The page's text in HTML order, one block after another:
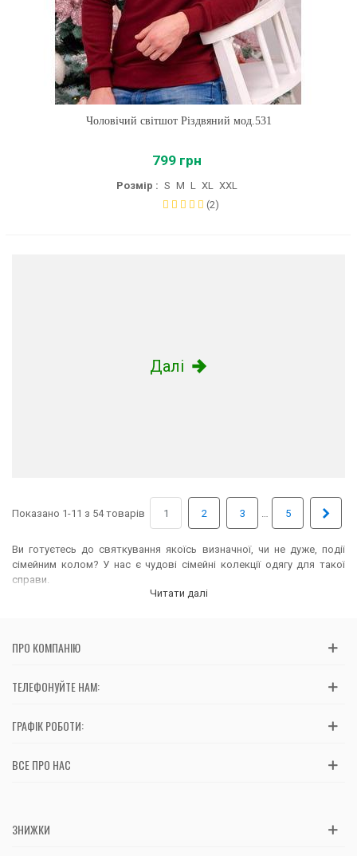
Чоловічий світшот Різдвяний мод.531
799 грн
Розмір : S M L XL XXL
(2)
Далі
Показано 1-11 з 54 товарів 1 2 3 5
Ви готуєтесь до святкування якоїсь визначної, чи не дуже, події
сімейним колом? У нас є чудові сімейні колекції одягу для такої
справи.
Ми пропонуємо багато сімейних луків для всієї сім'ї з
Читати далі
ПРО КОМПАНІЮ
ТЕЛЕФОНУЙТЕ НАМ:
ГРАФІК РОБОТИ:
ВСЕ ПРО НАС
ЗНИЖКИ